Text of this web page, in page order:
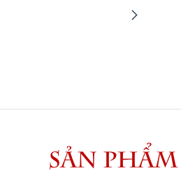
SẢN